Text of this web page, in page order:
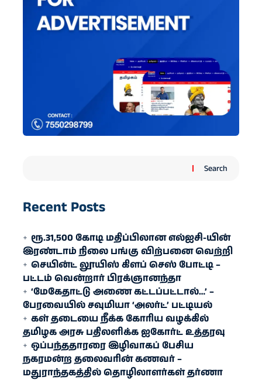
Search
Recent Posts
ரூ.31,500 கோடி மதிப்பிலான எல்ஐசி-​யின்
இரண்​டாம் நிலை பங்கு விற்பனை வெற்றி
செயின்ட் லூயிஸ் கிளப் செஸ் போட்டி –
பட்டம் வென்றார் பிரக்ஞானந்தா
‘மேகேதாட்டு அணை கட்டப்பட்டால்…’ –
பேரவையில் சவுமியா ‘அலர்ட்’ பட்டியல்
கள் தடையை நீக்க கோரிய வழக்கில்
தமிழக அரசு பதிலளிக்க ஐகோர்ட் உத்தரவு
ஒப்பந்ததாரரை இழிவாகப் பேசிய
நகரமன்ற தலைவரின் கணவர் –
மதுராந்தகத்தில் தொழிலாளர்கள் தர்ணா